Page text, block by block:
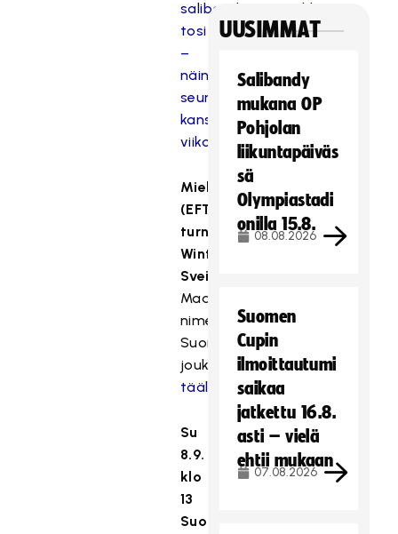
salibandymaajoukkuetta
tositoimissa
–
näin
seuraat
kansainvälistä
viikonloppua
Miehet
(EFT-
turnaus,
Winterthur,
Sveitsi)
Maaotteluihin
nimetty
Suomen
joukkue
täällä
Su
8.9.
klo
13
Suomi–
UUSIMMAT
Salibandy
mukana OP
Pohjolan
liikuntapäiväs
sä
Olympiastadi
onilla 15.8.
08.08.2026
Suomen
Cupin
ilmoittautumi
saikaa
jatkettu 16.8.
asti – vielä
ehtii mukaan
07.08.2026